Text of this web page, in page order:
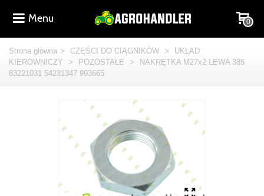
Menu 0
Strona główna > CZĘŚCI DO CIĄGNIKÓW >
UKŁAD
KIEROWNICZY
> POZOSTAŁE >
NAKRĘTKA M27x2 LEWA 385
83221031 54231347 993665